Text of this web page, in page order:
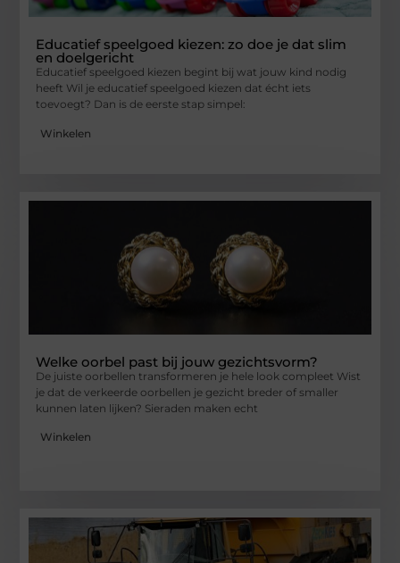
Educatief speelgoed kiezen: zo doe je dat slim
en doelgericht
Educatief speelgoed kiezen begint bij wat jouw kind nodig
heeft Wil je educatief speelgoed kiezen dat écht iets
toevoegt? Dan is de eerste stap simpel:
Winkelen
Welke oorbel past bij jouw gezichtsvorm?
De juiste oorbellen transformeren je hele look compleet Wist
je dat de verkeerde oorbellen je gezicht breder of smaller
kunnen laten lijken? Sieraden maken echt
Winkelen